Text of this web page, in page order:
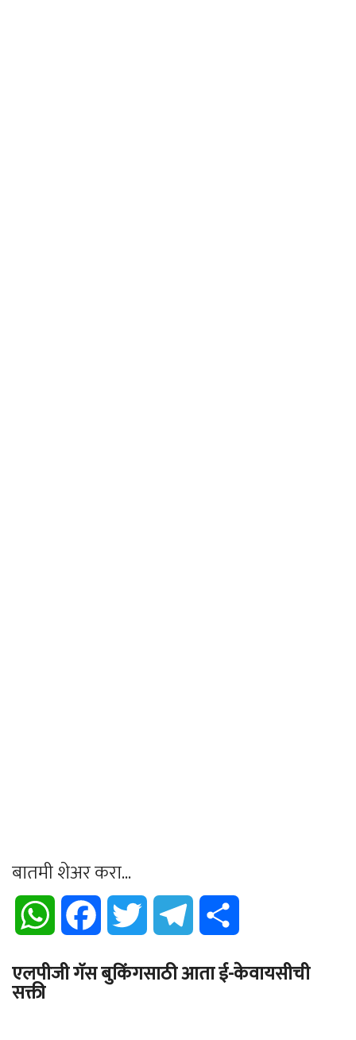
बातमी शेअर करा...
WhatsApp Facebook Twitter Telegram
एलपीजी गॅस बुकिंगसाठी आता ई-केवायसीची
सक्ती